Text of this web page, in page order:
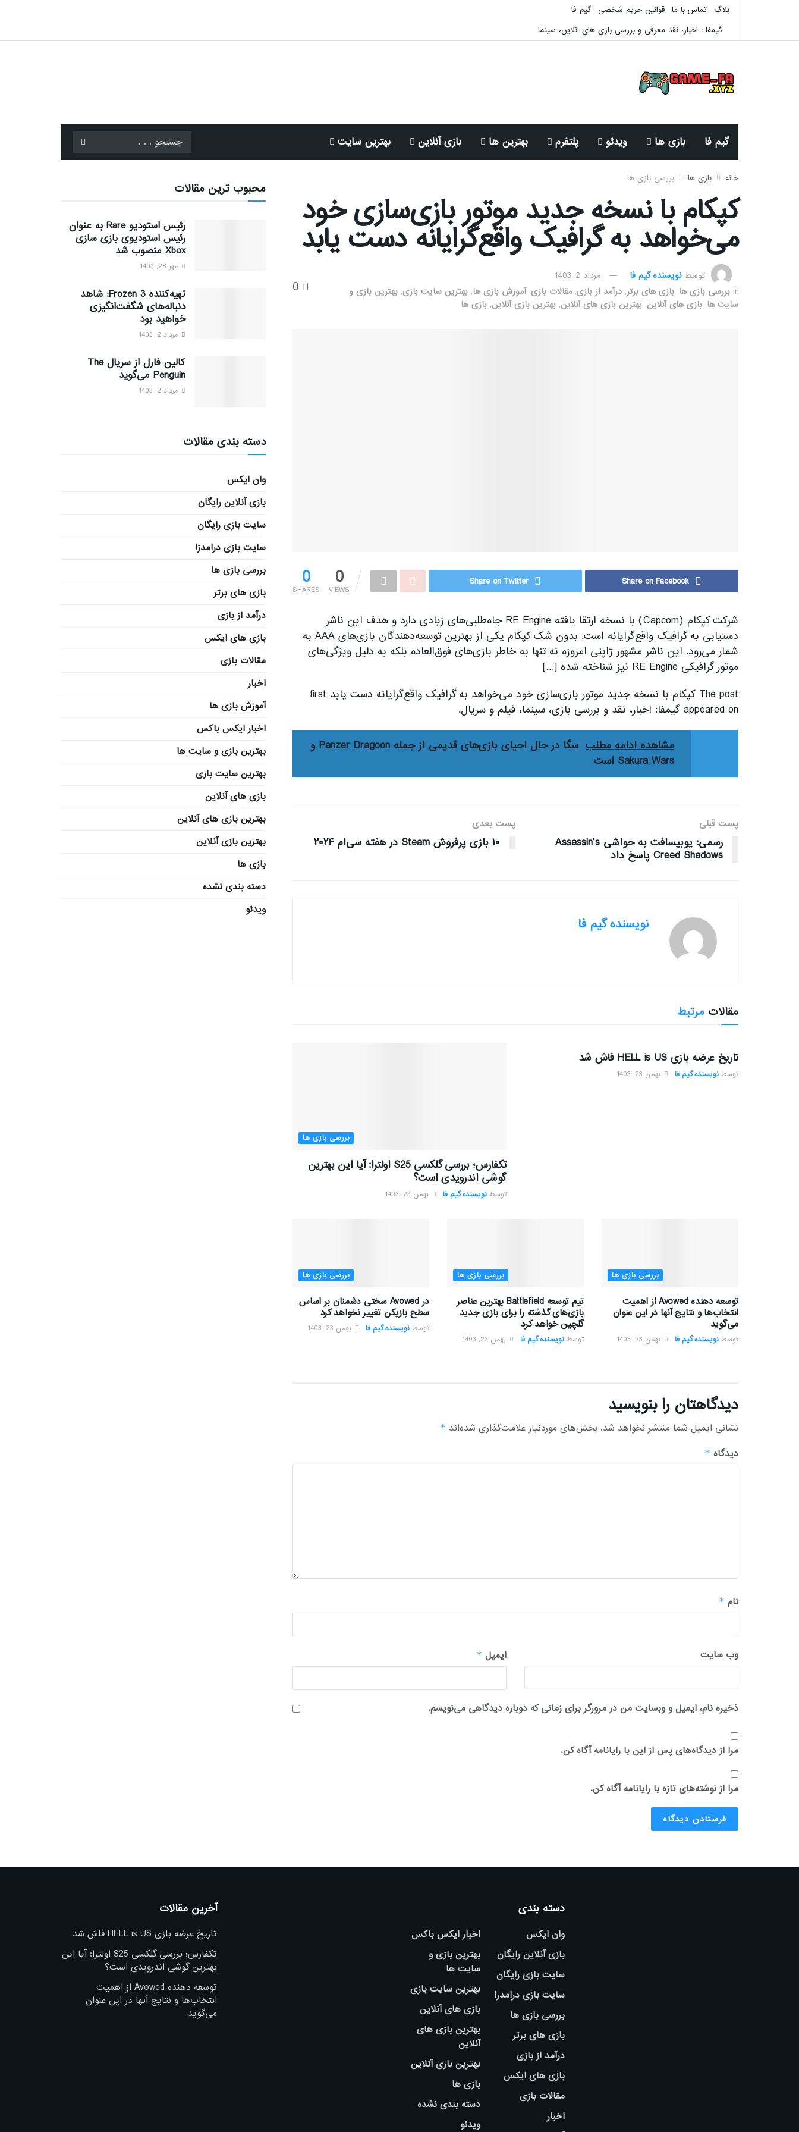
بلاگ تماس با ما قوانین حریم شخصی
گیم فا
گیمفا : اخبار، نقد معرفی و بررسی بازی های انلاین، سینما
گیم فا بازی ها ویدئو پلتفرم بهترین ها بازی آنلاین بهترین سایت
خانه بازی ها بررسی بازی ها
کپکام با نسخه جدید موتور بازی‌سازی خود
می‌خواهد به گرافیک واقع‌گرایانه دست یابد
توسط نویسنده گیم فا
مرداد 2, 1403
in بررسی بازی ها, بازی های برتر, درآمد از بازی,مقالات بازی,آموزش بازی ها, بهترین سایت بازی, بهترین بازی و
سایت ها, بازی های آنلاین, بهترین بازی های آنلاین, بهترین بازی آنلاین, بازی ها
0
SHARES 0
VIEWS
Share on Facebook
Share on Twitter
شرکت کپکام (Capcom) با نسخه ارتقا یافته RE Engine جاه‌طلبی‌های زیادی دارد و هدف این ناشر
دستیابی به گرافیک واقع‌گرایانه است. بدون شک کپکام یکی از بهترین توسعه‌دهندگان بازی‌های AAA به
شمار می‌رود. این ناشر مشهور ژاپنی امروزه نه تنها به خاطر بازی‌های فوق‌العاده‌ بلکه به دلیل ویژگی‌های
موتور گرافیکی RE Engine نیز شناخته شده […]
The post کپکام با نسخه جدید موتور بازی‌سازی خود می‌خواهد به گرافیک واقع‌گرایانه دست یابد first
appeared on گیمفا: اخبار، نقد و بررسی بازی، سینما، فیلم و سریال.
مشاهده ادامه مطلب
سگا در حال احیای بازی‌های قدیمی از جمله Panzer Dragoon و
Sakura Wars است
پست قبلی
رسمی: یوبیسافت به حواشی Assassin’s
Creed Shadows پاسخ داد
پست بعدی
۱۰ بازی پرفروش Steam در هفته سی‌ام ۲۰۲۴
نویسنده گیم فا
مقالات مرتبط
تاریخ عرضه بازی HELL is US فاش شد
توسط نویسنده گیم فا بهمن 23, 1403
بررسی بازی ها
تکفارس؛ بررسی گلکسی S25 اولترا: آیا این بهترین
گوشی اندرویدی است؟
توسط نویسنده گیم فا بهمن 23, 1403
بررسی بازی ها
توسعه دهنده Avowed از اهمیت
انتخاب‌ها و نتایج آنها در این عنوان
می‌گوید
توسط نویسنده گیم فا بهمن 23, 1403
بررسی بازی ها
تیم توسعه Battlefield بهترین عناصر
بازی‌های گذشته را برای بازی جدید
گلچین خواهد کرد
توسط نویسنده گیم فا بهمن 23, 1403
بررسی بازی ها
در Avowed سختی دشمنان بر اساس
سطح بازیکن تغییر نخواهد کرد
توسط نویسنده گیم فا بهمن 23, 1403
دیدگاهتان را بنویسید
نشانی ایمیل شما منتشر نخواهد شد. بخش‌های موردنیاز علامت‌گذاری شده‌اند *
دیدگاه *
نام *
ایمیل * وب‌ سایت
ذخیره نام، ایمیل و وبسایت من در مرورگر برای زمانی که دوباره دیدگاهی می‌نویسم.
مرا از دیدگاه‌های پس از این با رایانامه آگاه کن.
مرا از نوشته‌های تازه با رایانامه آگاه کن.
محبوب ترین مقالات
رئیس استودیو Rare به عنوان
رئیس استودیوی بازی سازی
Xbox منصوب شد
مهر 28, 1403
تهیه‌کننده Frozen 3: شاهد
دنباله‌های شگفت‌انگیزی
خواهید بود
مرداد 2, 1403
کالین فارل از سریال The
Penguin می‌گوید
مرداد 2, 1403
دسته بندی مقالات
وان ایکس
بازی آنلاین رایگان
سایت بازی رایگان
سایت بازی درامدزا
بررسی بازی ها
بازی های برتر
درآمد از بازی
بازی های ایکس
مقالات بازی
اخبار
آموزش بازی ها
اخبار ایکس باکس
بهترین بازی و سایت ها
بهترین سایت بازی
بازی های آنلاین
بهترین بازی های آنلاین
بهترین بازی آنلاین
بازی ها
دسته بندی نشده
ویدئو
دسته بندی
وان ایکس
بازی آنلاین رایگان
سایت بازی رایگان
سایت بازی درامدزا
بررسی بازی ها
بازی های برتر
درآمد از بازی
بازی های ایکس
مقالات بازی
اخبار
اخبار ایکس باکس
بهترین بازی و
سایت ها
بهترین سایت بازی
بازی های آنلاین
بهترین بازی های
آنلاین
بهترین بازی آنلاین
بازی ها
دسته بندی نشده
ویدئو
آخرین مقالات
تاریخ عرضه بازی HELL is US فاش شد
تکفارس؛ بررسی گلکسی S25 اولترا: آیا این
بهترین گوشی اندرویدی است؟
توسعه دهنده Avowed از اهمیت
انتخاب‌ها و نتایج آنها در این عنوان
می‌گوید